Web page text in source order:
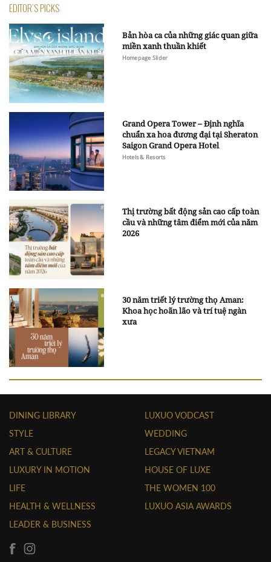
EDITOR'S PICKS
Bản hòa ca của những giác quan giữa
miền xanh thuần khiết
Homepage Slider
Grand Opera Tower – Định nghĩa
chuẩn xa hoa đương đại tại Sheraton
Saigon Grand Opera Hotel
Hotels & Resorts
Thị trường bất động sản cao cấp toàn
cầu và những tâm điểm mới của năm
2026
30 năm triết lý trường thọ Aman:
Khoa học hoãn lão và trí tuệ ngàn
xưa
DINING LIBRARY
STYLE
ART & CULTURE
LUXURY IN MOTION
LIFE
HEALTH & WELLNESS
LEADER & BUSINESS
LUXUO VODCAST
WEDDING
LEGACY VIETNAM
HOUSE OF LUXE
THE WOMEN 100
LUXUO ASIA AWARDS